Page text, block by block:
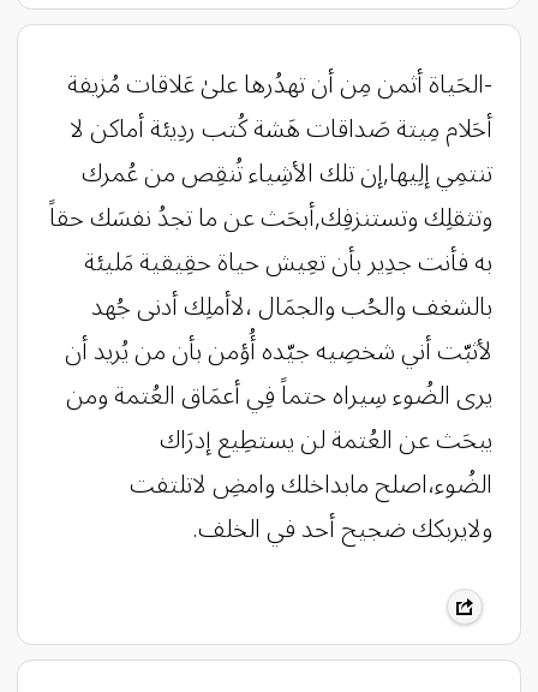
-الحَياة أثمن مِن أن تهدُرها علىٰ عَلاقات مُزيفة
أحَلام مِيتة صَداقات هَشة كُتب ردِيئة أماكن لا
تنتمِي إلِيها,إن تلك الأشِياء تُنقِص من عُمرك
وتثقلِك وتستنزفِك,أبحَث عن ما تجدُ نفسَك حقاً
به فأنت جدِير بأن تعِيش حياة حقِيقية مَليئة
بالشغف والحُب والجمَال ،لاأملِك أدنى جُهد
لأثبّت أني شخصِيه جيّده أُؤمن بأن من يُريد أن
يرى الضُوء سِيراه حتماً فِي أعمَاق العُتمة ومن
يبحَث عن العُتمة لن يستطِيع إدرَاك
الضُوء،اصلح مابداخلك وامضِ لاتلتفت
ولايربكك ضجيح أحد في الخلف.